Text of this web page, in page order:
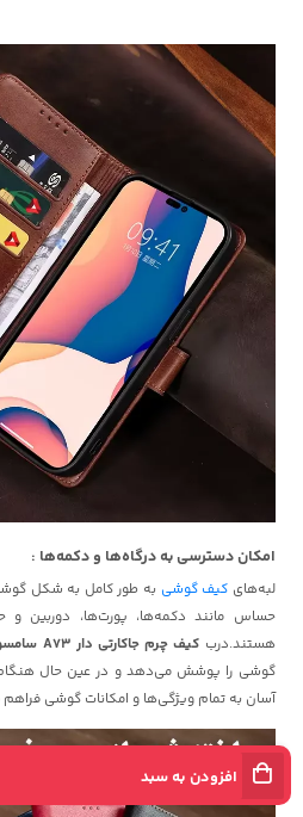
افزودن به سبد
امکان دسترسی به درگاه‌ها و دکمه‌ها :
لبه‌های کیف گوشی به طور کامل به شکل
حساس مانند دکمه‌ها، پورت‌ها، دوربین
هستند.درب کیف چرم جاکارتی دار A73 سامسونگ
گوشی را پوشش می‌دهد و در عین حال
آسان به تمام ویژگی‌ها و امکانات گوشی